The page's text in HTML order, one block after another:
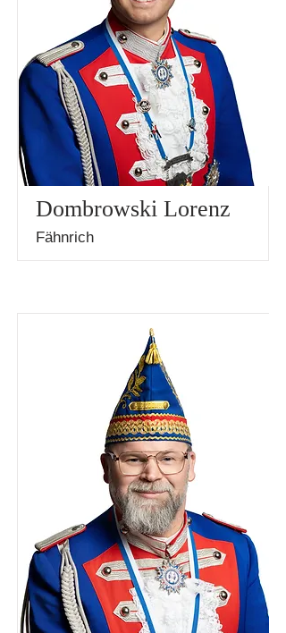
Dombrowski Lorenz
Fähnrich